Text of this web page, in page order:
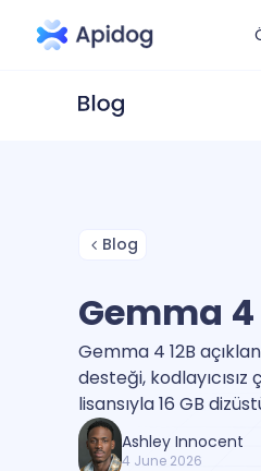
Blog
Gemma 4
Gemma 4 12B
desteği,
lisansıyla 16 GB
Ashley Innocent
4 June 2026